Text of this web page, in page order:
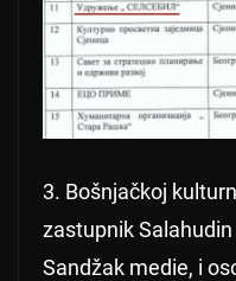
3. Bošnjačkoj
zastupnik
Sandžak medie, i